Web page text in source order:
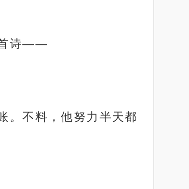
首诗——
。不料，他努力半天都